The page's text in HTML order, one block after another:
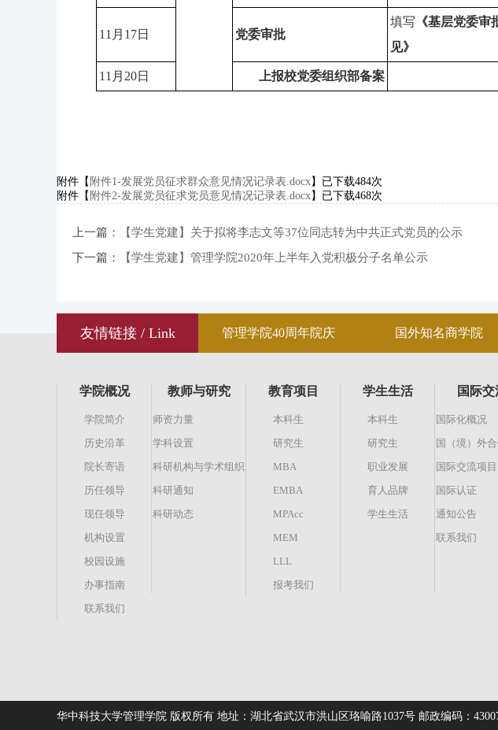
11月17日 党委审批
填写 《基层党委审
见》
11月20日 上报校党委组织部备案
附件【 附件1-发展党员征求群众意见情况记录表.docx】已下载484次
附件【 附件2-发展党员征求党员意见情况记录表.docx】已下载468次
上一篇：
【学生党建】关于拟将李志文等37位同志转为中共正式党员的公示
下一篇：
【学生党建】管理学院2020年上半年入党积极分子名单公示
友情链接 / Link 管理学院40周年院庆 国外知名商学院
学院概况
学院简介
历史沿革
院长寄语
历任领导
现任领导
机构设置
校园设施
办事指南
联系我们
教师与研究
师资力量
学科设置
科研机构与学术组织
科研通知
科研动态
教育项目
本科生
研究生
MBA
EMBA
MPAcc
MEM
LLL
报考我们
学生生活
本科生
研究生
职业发展
育人品牌
学生生活
国际交
国际化概况
国（境）外
国际交流项目
国际认证
通知公告
联系我们
华中科技大学管理学院 版权所有 地址：湖北省武汉市洪山区珞喻路1037号 邮政编码：